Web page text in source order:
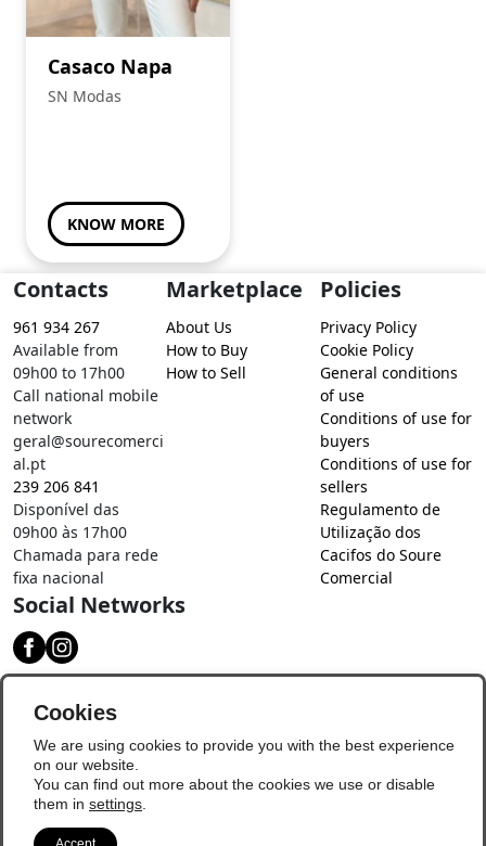
Casaco Napa
SN Modas
KNOW MORE
Contacts
961 934 267
Available from
09h00 to 17h00
Call national mobile
network
geral@sourecomerci
al.pt
239 206 841
Disponível das
09h00 às 17h00
Chamada para rede
fixa nacional
Marketplace
About Us
How to Buy
How to Sell
Policies
Privacy Policy
Cookie Policy
General conditions
of use
Conditions of use for
buyers
Conditions of use for
sellers
Regulamento de
Utilização dos
Cacifos do Soure
Comercial
Social Networks
Cookies
We are using cookies to provide you with the best experience
on our website.
You can find out more about the cookies we use or disable
them in settings